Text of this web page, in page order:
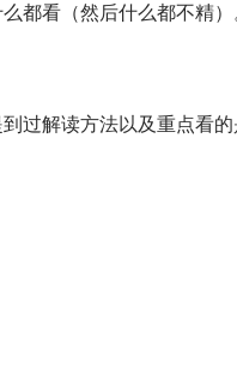
都看（然后什么都不精）
到过解读方法以及重点看的